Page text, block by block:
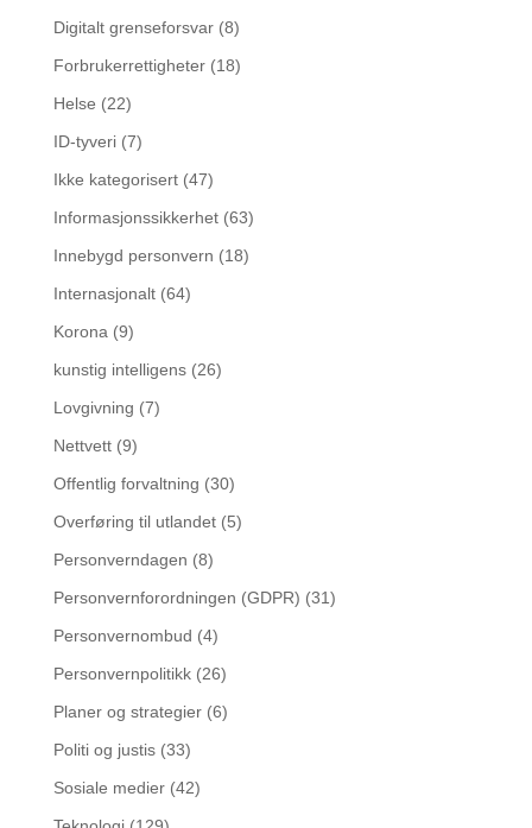
Digitalt grenseforsvar(8)
Forbrukerrettigheter(18)
Helse (22)
ID-tyveri(7)
Ikke kategorisert(47)
Informasjonssikkerhet(63)
Innebygd personvern (18)
Internasjonalt(64)
Korona (9)
kunstig intelligens(26)
Lovgivning (7)
Nettvett(9)
Offentlig forvaltning (30)
Overføring til utlandet(5)
Personverndagen (8)
Personvernforordningen (GDPR) (31)
Personvernombud (4)
Personvernpolitikk(26)
Planer og strategier(6)
Politi og justis(33)
Sosiale medier(42)